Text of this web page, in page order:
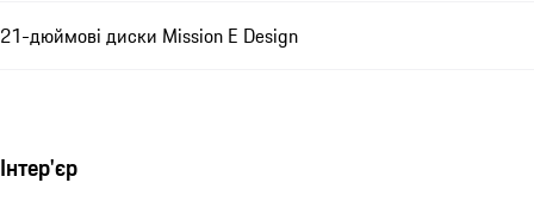
21-дюймові диски Mission E Design
Інтер'єр